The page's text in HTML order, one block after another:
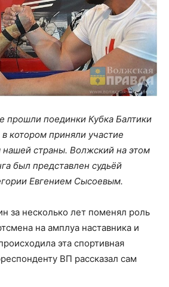
прошли поединки Кубка Балтики
котором приняли участие
страны. Волжский на этом
был представлен судьёй
Евгением Сысоевым.
за несколько лет поменял роль
на амплуа наставника и
эта спортивная
ВП рассказал сам